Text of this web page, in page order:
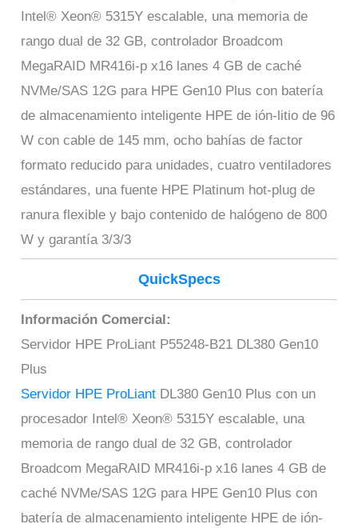
Intel® Xeon® 5315Y escalable, una memoria de
rango dual de 32 GB, controlador Broadcom
MegaRAID MR416i-p x16 lanes 4 GB de caché
NVMe/SAS 12G para HPE Gen10 Plus con batería
de almacenamiento inteligente HPE de ión-litio de 96
W con cable de 145 mm, ocho bahías de factor
formato reducido para unidades, cuatro ventiladores
estándares, una fuente HPE Platinum hot-plug de
ranura flexible y bajo contenido de halógeno de 800
W y garantía 3/3/3
QuickSpecs
Información Comercial:
Servidor HPE ProLiant P55248-B21 DL380 Gen10
Plus
Servidor HPE ProLiant DL380 Gen10 Plus con un
procesador Intel® Xeon® 5315Y escalable, una
memoria de rango dual de 32 GB, controlador
Broadcom MegaRAID MR416i-p x16 lanes 4 GB de
caché NVMe/SAS 12G para HPE Gen10 Plus con
batería de almacenamiento inteligente HPE de ión-